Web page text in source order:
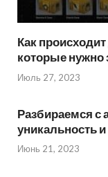
Как
которые нужно
Июль 27, 2023
Разбираемся с
уникальность
Июнь 21, 2023